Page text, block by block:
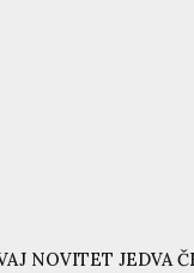
NOVITET JEDVA